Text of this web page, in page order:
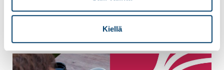
Kiellä
Lue lisää